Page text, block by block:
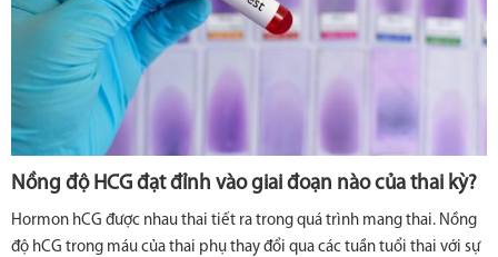
Nồng độ HCG đạt đỉnh vào giai đoạn nào của thai kỳ?
Hormon hCG được nhau thai tiết ra trong quá trình mang thai. Nồng
độ hCG trong máu của thai phụ thay đổi qua các tuần tuổi thai với sự